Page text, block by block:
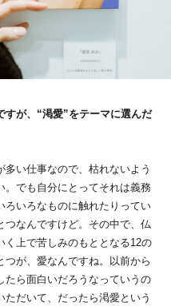
が、“渇愛”をテーマに選んだ
い仕事なので、枯れないよう
。でも⾃分にとってそれは義務
ろいろなものに触れたりってい
つなんですけど。その中で、仏
く上で苦しみのもととなる12の
が、愛なんですね。以前から
たら⾯⽩いだろうなっていうの
だいて、だったら渇愛という